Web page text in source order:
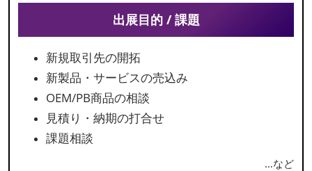
出展目的 / 課題
新規取引先の開拓
新製品・サービスの売込み
OEM/PB商品の相談
見積り・納期の打合せ
課題相談
…など